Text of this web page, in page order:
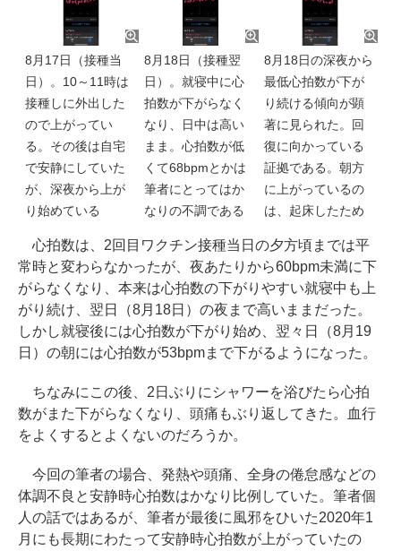
8月17日（接種当
日）。10～11時は
接種しに外出した
ので上がってい
る。その後は自宅
で安静にしていた
が、深夜から上が
り始めている
8月18日（接種翌
日）。就寝中に心
拍数が下がらなく
なり、日中は高い
まま。心拍数が低
くて68bpmとかは
筆者にとってはか
なりの不調である
8月18日の深夜から
最低心拍数が下が
り続ける傾向が顕
著に見られた。回
復に向かっている
証拠である。朝方
に上がっているの
は、起床したため
心拍数は、2回目ワクチン接種当日の夕方頃までは平
常時と変わらなかったが、夜あたりから60bpm未満に下
がらなくなり、本来は心拍数の下がりやすい就寝中も上
がり続け、翌日（8月18日）の夜まで高いままだった。
しかし就寝後には心拍数が下がり始め、翌々日（8月19
日）の朝には心拍数が53bpmまで下がるようになった。
ちなみにこの後、2日ぶりにシャワーを浴びたら心拍
数がまた下がらなくなり、頭痛もぶり返してきた。血行
をよくするとよくないのだろうか。
今回の筆者の場合、発熱や頭痛、全身の倦怠感などの
体調不良と安静時心拍数はかなり比例していた。筆者個
人の話ではあるが、筆者が最後に風邪をひいた2020年1
月にも長期にわたって安静時心拍数が上がっていたの